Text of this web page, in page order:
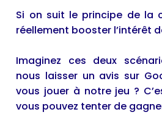
Si on suit le principe de la
réellement booster l’intérêt
Imaginez ces deux
nous laisser un avis sur
vous jouer à notre jeu ?
vous pouvez tenter de